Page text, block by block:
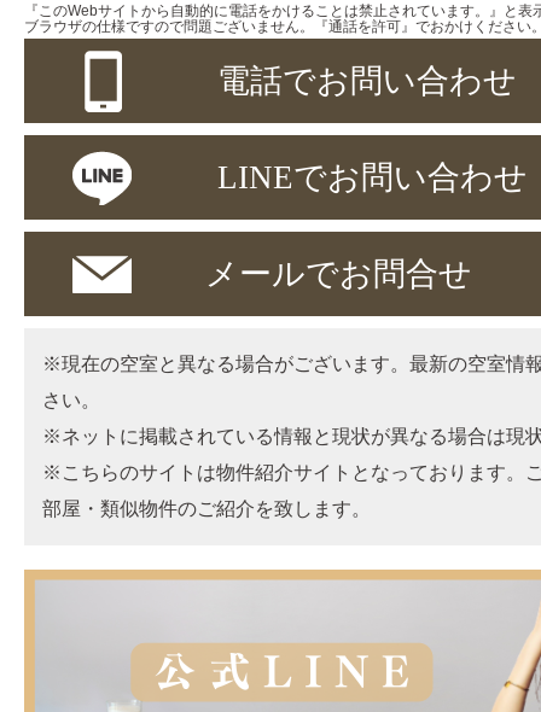
『このWebサイトから自動的に電話をかけることは禁止されています。』と
ブラウザの仕様ですので問題ございません。『通話を許可』でおかけください
電話でお問い合わせ
LINEでお問い合わせ
メールでお問合せ
※現在の空室と異なる場合がございます。最新の空室情
さい。
※ネットに掲載されている情報と現状が異なる場合は現
※こちらのサイトは物件紹介サイトとなっております。
部屋・類似物件のご紹介を致します。